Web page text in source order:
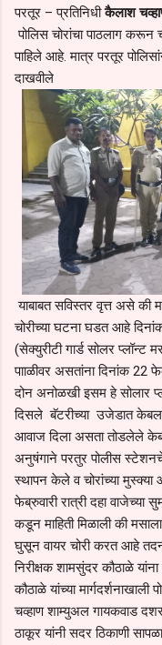
परतूर – प्रतिनिधीकैलाश
पोलिस चोरांचा पाठलाग
पाहिले आहे. मात्र परतूर
दाखवीले
याबाबत सविस्तर वृत्त असे की
चोरीच्या घटना घडत आहे
(सेक्युरीटी गार्ड सोलर प्लॉन्ट
पााळीवर असतांना दिनांक 22
दोन अनोळखी इसम हे सोलार
दिसले बॅटरीच्या उजेडात केबल
आवाज दिला असता तोडलेले
अनुषंगाने परतुर पोलीस
स्थापन केले व चोरांच्या मुस्क्या
फेब्रुवारी रात्री दहा वाजेच्या
कडून माहिती मिळाली की
घुसून वायर चोरी करत आहे
निरीक्षक शामसुंदर कौठाळे
कौठाळे यांच्या
चव्हाण शाम्युअल गायकवाड
ठाकूर यांनी सदर ठिकाणी